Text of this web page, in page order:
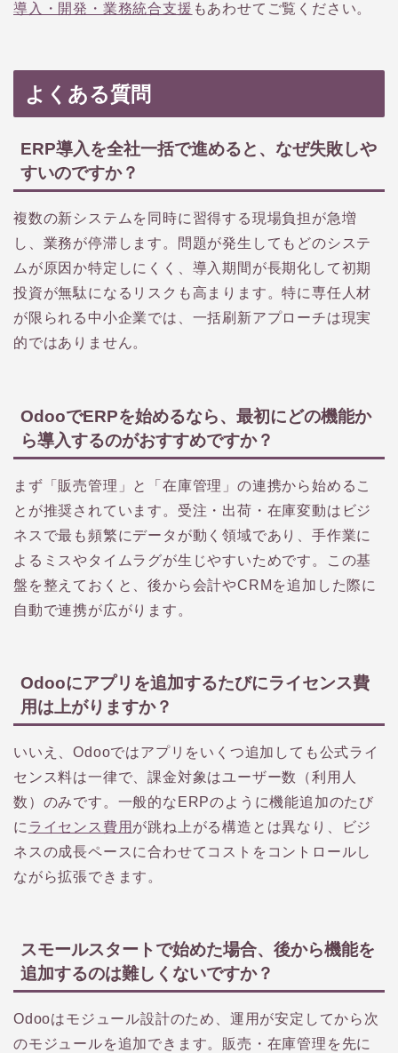
導入・開発・業務統合支援 もあわせてご覧ください。
よくある質問
ERP導入を全社一括で進めると、なぜ失敗しや
すいのですか？
複数の新システムを同時に習得する現場負担が急増
し、業務が停滞します。問題が発生してもどのシステ
ムが原因か特定しにくく、導入期間が長期化して初期
投資が無駄になるリスクも高まります。特に専任人材
が限られる中小企業では、一括刷新アプローチは現実
的ではありません。
OdooでERPを始めるなら、最初にどの機能か
ら導入するのがおすすめですか？
まず「販売管理」と「在庫管理」の連携から始めるこ
とが推奨されています。受注・出荷・在庫変動はビジ
ネスで最も頻繁にデータが動く領域であり、手作業に
よるミスやタイムラグが生じやすいためです。この基
盤を整えておくと、後から会計やCRMを追加した際に
自動で連携が広がります。
Odooにアプリを追加するたびにライセンス費
用は上がりますか？
いいえ、Odooではアプリをいくつ追加しても公式ライ
センス料は一律で、課金対象はユーザー数（利用人
数）のみです。一般的なERPのように機能追加のたび
に ライセンス費用 が跳ね上がる構造とは異なり、ビジ
ネスの成長ペースに合わせてコストをコントロールし
ながら拡張できます。
スモールスタートで始めた場合、後から機能を
追加するのは難しくないですか？
Odooはモジュール設計のため、運用が安定してから次
のモジュールを追加できます。販売・在庫管理を先に